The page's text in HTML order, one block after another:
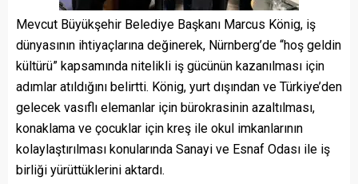
Mevcut Büyükşehir Belediye Başkanı Marcus König, iş
dünyasının ihtiyaçlarına değinerek, Nürnberg’de “hoş geldin
kültürü” kapsamında nitelikli iş gücünün kazanılması için
adımlar atıldığını belirtti. König, yurt dışından ve Türkiye’den
gelecek vasıflı elemanlar için bürokrasinin azaltılması,
konaklama ve çocuklar için kreş ile okul imkanlarının
kolaylaştırılması konularında Sanayi ve Esnaf Odası ile iş
birliği yürüttüklerini aktardı.